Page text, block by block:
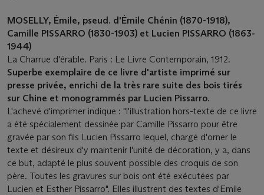
MOSELLY, Émile, pseud. d'Émile Chénin (1870-1918),
Camille PISSARRO (1830-1903) et Lucien PISSARRO (1863-
1944)
La Charrue d'érable. Paris : Le Livre Contemporain, 1912.
Superbe exemplaire de ce livre d'artiste imprimé sur
presse privée, enrichi de la très rare suite des bois tirés
sur Chine et monogrammés par Lucien Pissarro.
L'achevé d'imprimer indique : "l'illustration hors-texte de ce livre
a été spécialement dessinée par Camille Pissarro pour être
gravée par son fils Lucien Pissarro lequel, chargé d'orner le
texte et désireux d'y maintenir l'unité de décoration, y a, dans
ce but, adapté le plus souvent possible des croquis de son
père. Toutes les gravures sur bois ont été exécutées par
Lucien et Esther Pissarro". Elles illustrent des textes d'Emile